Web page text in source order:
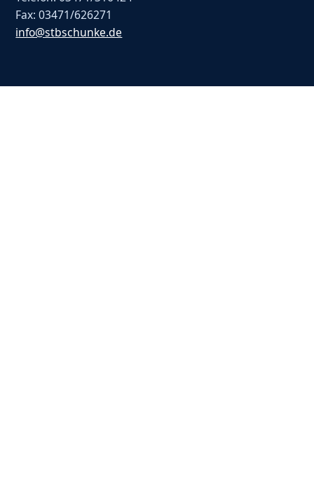
Fax: 03471/626271
info@stbschunke.de